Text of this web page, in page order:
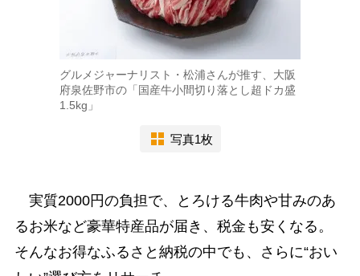
グルメジャーナリスト・松浦さんが推す、大阪
府泉佐野市の「国産牛小間切り落とし超ドカ盛
1.5kg」
写真1枚
実質2000円の負担で、とろける牛肉や甘みのあ
るお米など豪華特産品が届き、税金も安くなる。
そんなお得なふるさと納税の中でも、さらに“おい